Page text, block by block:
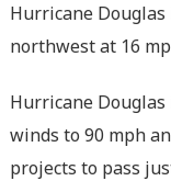
Hurricane
northwest at 16
Hurricane
winds to 90 mph
projects to pass